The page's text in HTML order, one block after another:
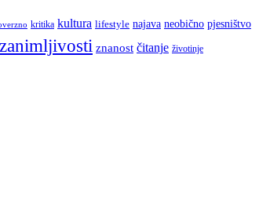
kritika kultura lifestyle najava neobično pjesništvo
zanimljivosti znanost čitanje životinje